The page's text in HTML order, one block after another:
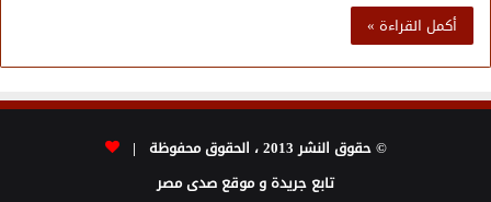
أكمل القراءة »
© حقوق النشر 2013 ، الحقوق محفوظة |
تابع جريدة و موقع صدى مصر